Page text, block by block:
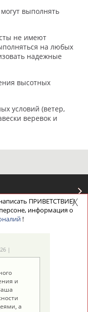
выполнять
не имеют
на любых
надежные
высотных
условий (ветер,
веревок и
КНОПКИ
ПРИВЕТСТВИЕ/
информация о
!
|
и
а